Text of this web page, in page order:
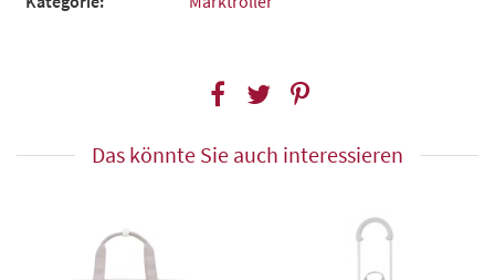
Das könnte Sie auch interessieren